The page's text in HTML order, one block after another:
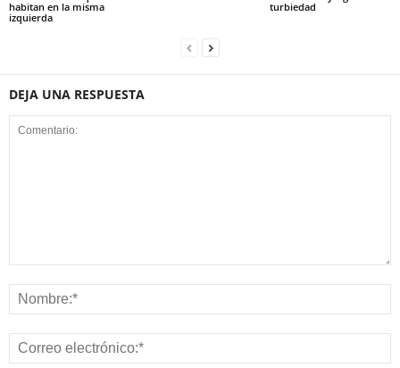
habitan en la misma
izquierda
turbiedad
DEJA UNA RESPUESTA